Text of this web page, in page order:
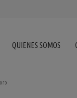
QUIENES SOMOS